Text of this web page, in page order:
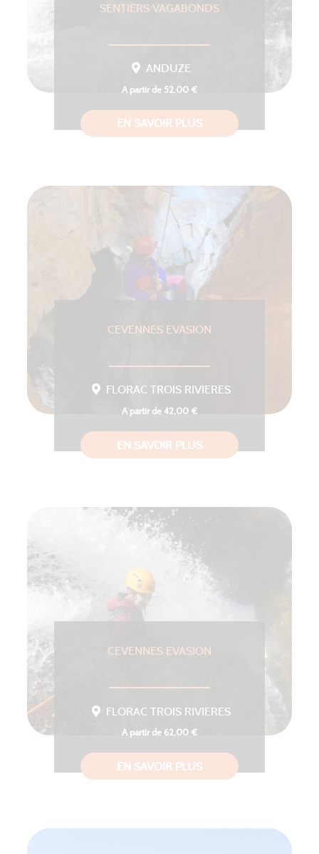
SENTIERS VAGABONDS
ANDUZE
A partir de 52,00 €
EN SAVOIR PLUS
CEVENNES EVASION
FLORAC TROIS RIVIERES
A partir de 42,00 €
EN SAVOIR PLUS
CEVENNES EVASION
FLORAC TROIS RIVIERES
A partir de 62,00 €
EN SAVOIR PLUS